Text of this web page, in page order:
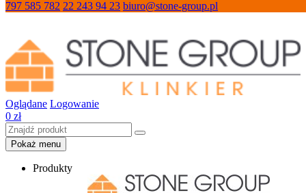
797 585 782 22 243 94 23 biuro@stone-group.pl
Oglądane Logowanie
0 zł
Pokaż menu
Produkty